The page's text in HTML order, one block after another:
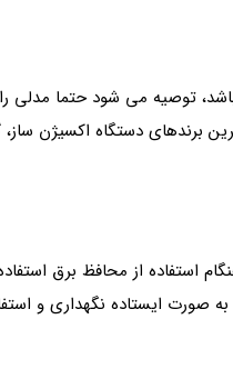
توصیه می شود حتما مدلی
برندهای دستگاه اکسیژن‌
استفاده از محافظ برق
به صورت ایستاده نگهداری و